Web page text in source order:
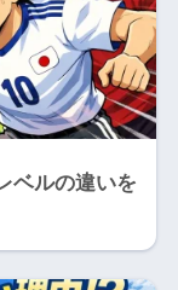
ベルの違いを